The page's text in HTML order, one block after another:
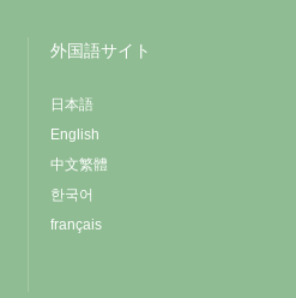
外国語サイト
日本語
English
中文繁體
한국어
français